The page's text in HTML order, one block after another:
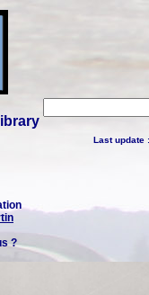
Last update :
?